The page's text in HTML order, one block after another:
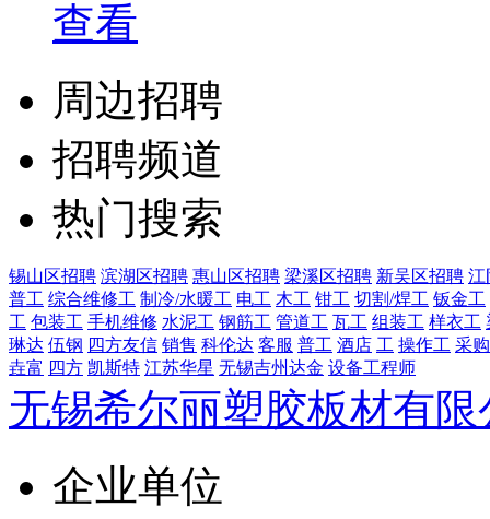
查看
周边招聘
招聘频道
热门搜索
锡山区招聘 滨湖区招聘 惠山区招聘 梁溪区招聘 新吴区招聘 江
普工 综合维修工 制冷/水暖工 电工 木工 钳工 切割/焊工 钣金工
工 包装工 手机维修 水泥工 钢筋工 管道工 瓦工 组装工 样衣工
琳达 伍钢 四方友信 销售 科伦达 客服 普工 酒店 工 操作工 采购
垚富 四方 凯斯特 江苏华星 无锡吉州达金 设备工程师
无锡希尔丽塑胶板材有限
企业单位